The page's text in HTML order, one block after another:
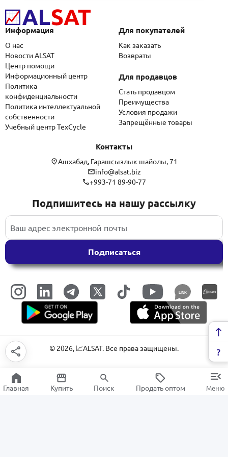
Информация
О нас
Новости ALSAT
Центр помощи
Информационный центр
Политика
конфиденциальности
Политика интеллектуальной
собственности
Учебный центр TexCycle
Для покупателей
Как заказать
Возвраты
Для продавцов
Стать продавцом
Преимущества
Условия продажи
Запрещённые товары
Контакты
Ашхабад, Гарашсызлык шайолы, 71
info@alsat.biz
+993-71 89-90-77
Подпишитесь на нашу рассылку
Подписаться
LINK
© 2026, 📈ALSAT. Все права защищены.
Главная Купить Поиск Продать оптом Меню